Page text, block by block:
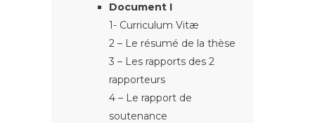
Document I
1- Curriculum Vitæ
2 – Le résumé de la thèse
3 – Les rapports des 2
rapporteurs
4 – Le rapport de
soutenance